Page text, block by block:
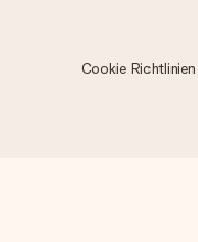
Cookie Richtlinien